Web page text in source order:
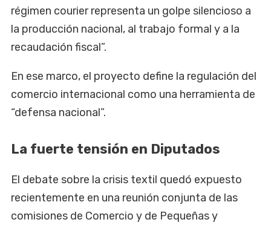
régimen courier representa un golpe silencioso a
la producción nacional, al trabajo formal y a la
recaudación fiscal”.
En ese marco, el proyecto define la regulación del
comercio internacional como una herramienta de
“defensa nacional”.
La fuerte tensión en Diputados
El debate sobre la crisis textil quedó expuesto
recientemente en una reunión conjunta de las
comisiones de Comercio y de Pequeñas y